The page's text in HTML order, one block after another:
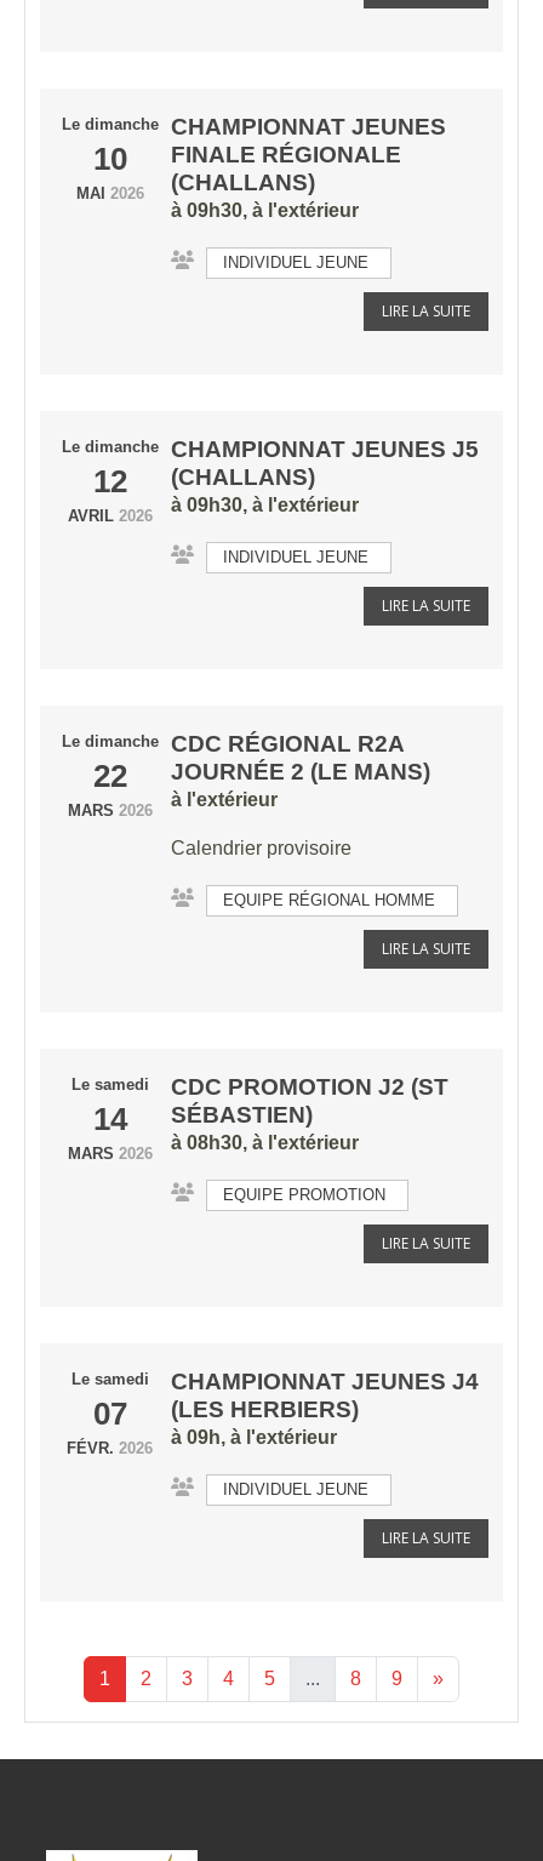
Le dimanche
10
MAI 2026
CHAMPIONNAT JEUNES
FINALE RÉGIONALE
(CHALLANS)
à 09h30, à l'extérieur
INDIVIDUEL JEUNE
LIRE LA SUITE
Le dimanche
12
AVRIL 2026
CHAMPIONNAT JEUNES J5
(CHALLANS)
à 09h30, à l'extérieur
INDIVIDUEL JEUNE
LIRE LA SUITE
Le dimanche
22
MARS 2026
CDC RÉGIONAL R2A
JOURNÉE 2 (LE MANS)
à l'extérieur
Calendrier provisoire
EQUIPE RÉGIONAL HOMME
LIRE LA SUITE
Le samedi
14
MARS 2026
CDC PROMOTION J2 (ST
SÉBASTIEN)
à 08h30, à l'extérieur
EQUIPE PROMOTION
LIRE LA SUITE
Le samedi
07
FÉVR. 2026
CHAMPIONNAT JEUNES J4
(LES HERBIERS)
à 09h, à l'extérieur
INDIVIDUEL JEUNE
LIRE LA SUITE
1 2 3 4 5 ... 8 9 »